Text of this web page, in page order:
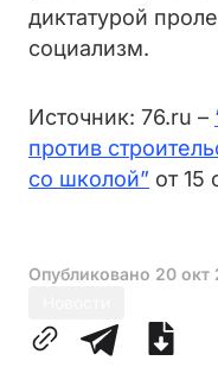
диктатурой
социализм.
Источник: 76.ru –
против
со школой” от 15
Опубликовано 20 окт